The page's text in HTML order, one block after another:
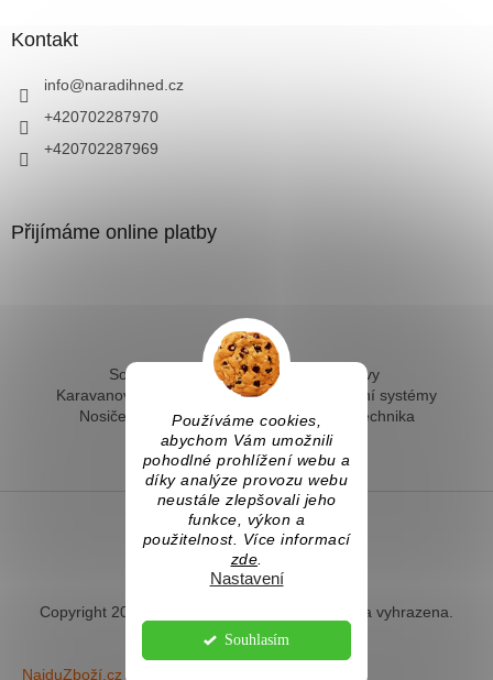
Používáme cookies,
abychom Vám umožnili
pohodlné prohlížení webu a
díky analýze provozu webu
neustále zlepšovali jeho
funkce, výkon a
použitelnost. Více informací
zde.
Nastavení
Souhlasím
Kontakt
info@naradihned.cz
+420702287970
+420702287969
Přijímáme online platby
Solární ohřev vody - kompletní sestavy
Karavanové solární systémy
Ostrovní solární systémy
Nosiče kol na tažné
Hevery a dílenská technika
Fotovoltaický ohřev vody
Vytvořil Shoptet
Copyright 2026 . Všechna práva vyhrazena.
NajduZboží.cz